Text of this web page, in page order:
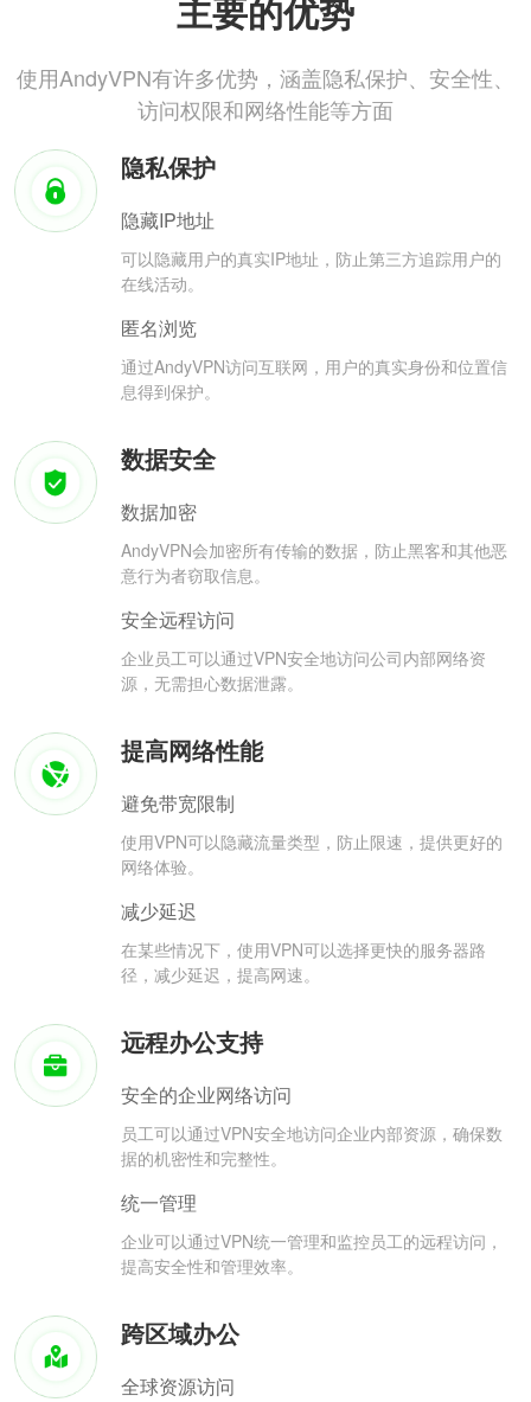
主要的优势
使用AndyVPN有许多优势，涵盖隐私保护、安全性、
访问权限和网络性能等方面
隐私保护
隐藏IP地址
可以隐藏用户的真实IP地址，防止第三方追踪用户的
在线活动。
匿名浏览
通过AndyVPN访问互联网，用户的真实身份和位置信
息得到保护。
数据安全
数据加密
AndyVPN会加密所有传输的数据，防止黑客和其他恶
意行为者窃取信息。
安全远程访问
企业员工可以通过VPN安全地访问公司内部网络资
源，无需担心数据泄露。
提高网络性能
避免带宽限制
使用VPN可以隐藏流量类型，防止限速，提供更好的
网络体验。
减少延迟
在某些情况下，使用VPN可以选择更快的服务器路
径，减少延迟，提高网速。
远程办公支持
安全的企业网络访问
员工可以通过VPN安全地访问企业内部资源，确保数
据的机密性和完整性。
统一管理
企业可以通过VPN统一管理和监控员工的远程访问，
提高安全性和管理效率。
跨区域办公
全球资源访问